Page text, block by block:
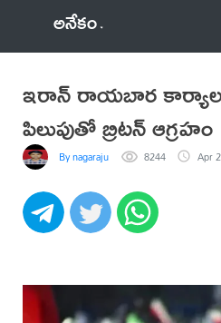
అనేకం
ఇరాన్ రాయబార
పిలుపుతో బ్రిటన్ ఆగ్రహం
By nagaraju 8244 Apr